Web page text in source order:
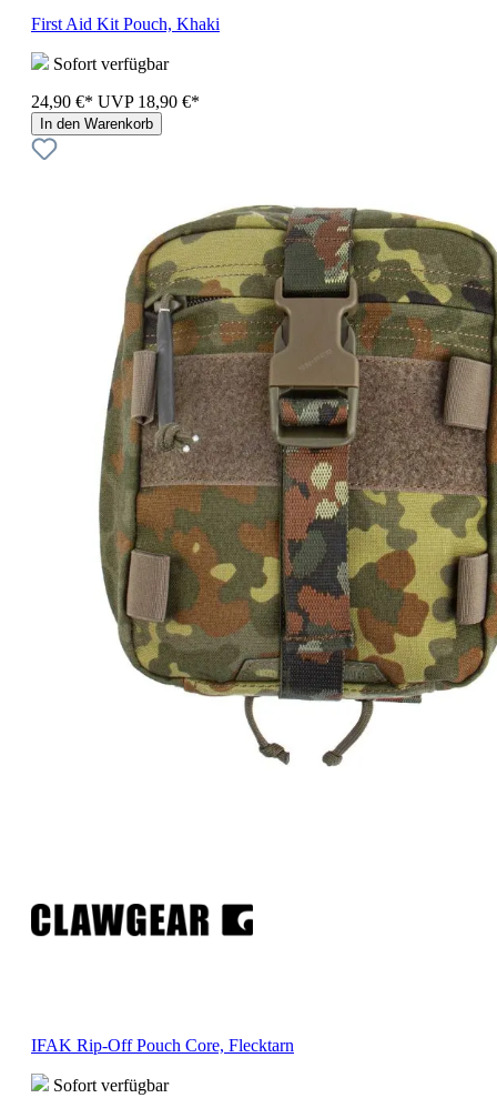
First Aid Kit Pouch, Khaki
Sofort verfügbar
24,90 €* UVP 18,90 €*
In den Warenkorb
IFAK Rip-Off Pouch Core, Flecktarn
Sofort verfügbar